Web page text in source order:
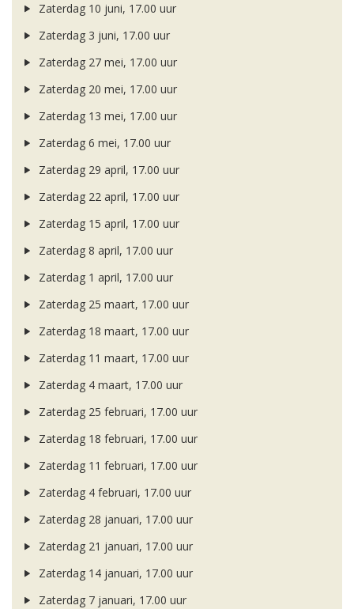
Zaterdag 10 juni, 17.00 uur
Zaterdag 3 juni, 17.00 uur
Zaterdag 27 mei, 17.00 uur
Zaterdag 20 mei, 17.00 uur
Zaterdag 13 mei, 17.00 uur
Zaterdag 6 mei, 17.00 uur
Zaterdag 29 april, 17.00 uur
Zaterdag 22 april, 17.00 uur
Zaterdag 15 april, 17.00 uur
Zaterdag 8 april, 17.00 uur
Zaterdag 1 april, 17.00 uur
Zaterdag 25 maart, 17.00 uur
Zaterdag 18 maart, 17.00 uur
Zaterdag 11 maart, 17.00 uur
Zaterdag 4 maart, 17.00 uur
Zaterdag 25 februari, 17.00 uur
Zaterdag 18 februari, 17.00 uur
Zaterdag 11 februari, 17.00 uur
Zaterdag 4 februari, 17.00 uur
Zaterdag 28 januari, 17.00 uur
Zaterdag 21 januari, 17.00 uur
Zaterdag 14 januari, 17.00 uur
Zaterdag 7 januari, 17.00 uur